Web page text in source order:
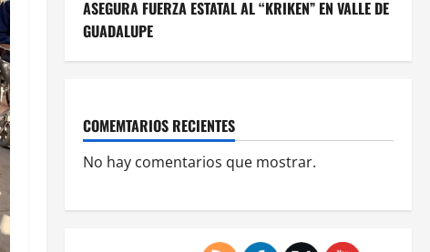
ASEGURA FUERZA ESTATAL AL “KRIKEN” EN VALLE DE
GUADALUPE
COMEMTARIOS RECIENTES
No hay comentarios que mostrar.